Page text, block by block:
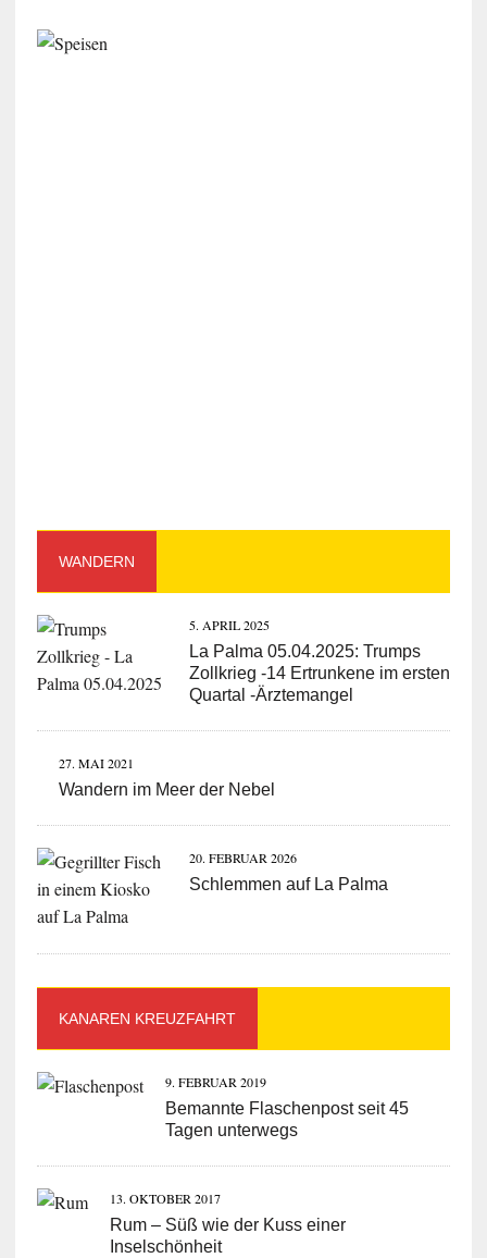
WANDERN
5. APRIL 2025
La Palma 05.04.2025: Trumps
Zollkrieg -14 Ertrunkene im ersten
Quartal -Ärztemangel
27. MAI 2021
Wandern im Meer der Nebel
20. FEBRUAR 2026
Schlemmen auf La Palma
KANAREN KREUZFAHRT
9. FEBRUAR 2019
Bemannte Flaschenpost seit 45
Tagen unterwegs
13. OKTOBER 2017
Rum – Süß wie der Kuss einer
Inselschönheit